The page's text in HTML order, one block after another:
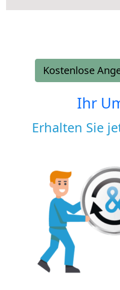
Kostenlose
Ihr
Erhalten Sie